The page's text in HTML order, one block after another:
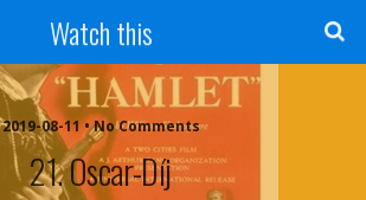
Watch this
2019-08-11 • No Comments
21. Oscar-Díj